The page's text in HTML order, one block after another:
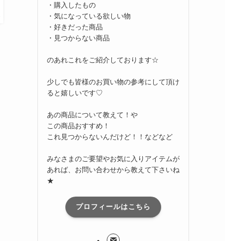
・購入したもの
・気になっている欲しい物
・好きだった商品
・見つからない商品
のあれこれをご紹介しております☆
少しでも皆様のお買い物の参考にして頂け
ると嬉しいです♡
あの商品について教えて！や
この商品おすすめ！
これ見つからないんだけど！！などなど
みなさまのご要望やお気に入りアイテムが
あれば、お問い合わせから教えて下さいね
★
プロフィールはこちら